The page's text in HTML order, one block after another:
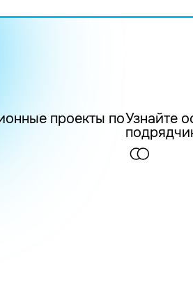
проекты поУзнайте